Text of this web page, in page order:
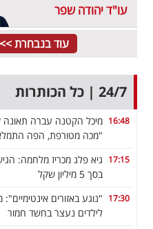
עו"ד יהודה שפר
עוד בנבחרת >>
24/7 | כל הכותרות
16:48 מיכל הקטנה עברה
"מכה מטורפת, הפה
17:15 גיא פלג מכריז מלחמה:
בסך 5 מיליון שקל
17:30 "נוגע באזורים
לילדים נעצר בחשד חמור